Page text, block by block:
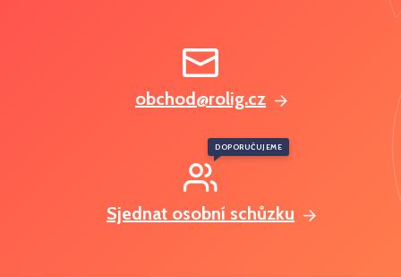
obchod@rolig.cz
Sjednat osobní schůzku
DOPORUČUJEME